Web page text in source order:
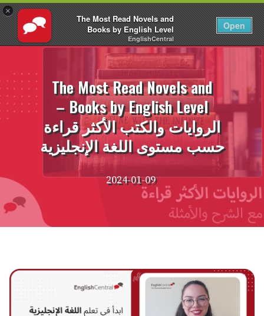
×
The Most Read Novels and
Books by English Level
EnglishCentral
Open
تسجيل الدخول AR
انتقل
The Most Read Novels and
Books by English Level –
الروايات والكتب الأكثر قراءة
حسب مستوى اللغة الإنجليزية
2024-01-09